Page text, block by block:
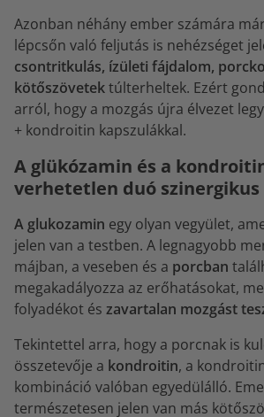
Azonban néhány ember számára
lépcsőn való feljutás is nehézséget
csontritkulás, ízületi fájdalom,
kötőszövetektúlterheltek. Ezért
arról, hogy a mozgás újra élvezet
+ kondroitin kapszulákkal.
A glükózamin és a
verhetetlen duó szinergikus
A glukozamin egy olyan vegyület,
jelen van a testben. A legnagyobb
májban, a veseben és a porcban
megakadályozza az erőhatásokat,
folyadékot és zavartalan mozgást
Tekintettel arra, hogy a porcnak is
összetevője a kondroitin, a
kombináció valóban egyedülálló.
természetesen jelen van más